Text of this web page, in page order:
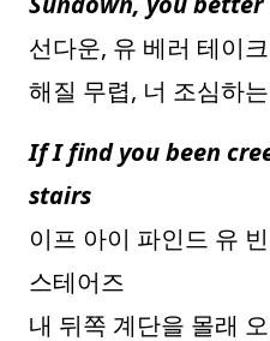
선다운, 유 베러 테이
해질 무렵, 너 조심하
If I find you been
stairs
이프 아이 파인드 유
스테어즈
내 뒤쪽 계단을 몰래